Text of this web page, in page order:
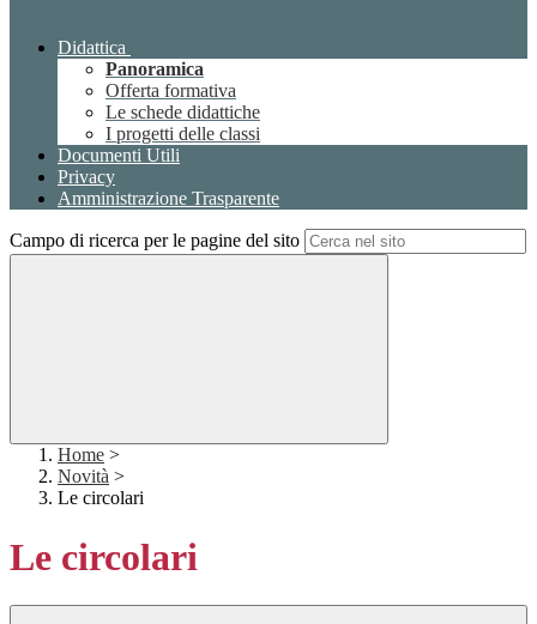
Didattica
Panoramica
Offerta formativa
Le schede didattiche
I progetti delle classi
Documenti Utili
Privacy
Amministrazione Trasparente
Campo di ricerca per le pagine del sito
Home >
Novità >
Le circolari
Le circolari